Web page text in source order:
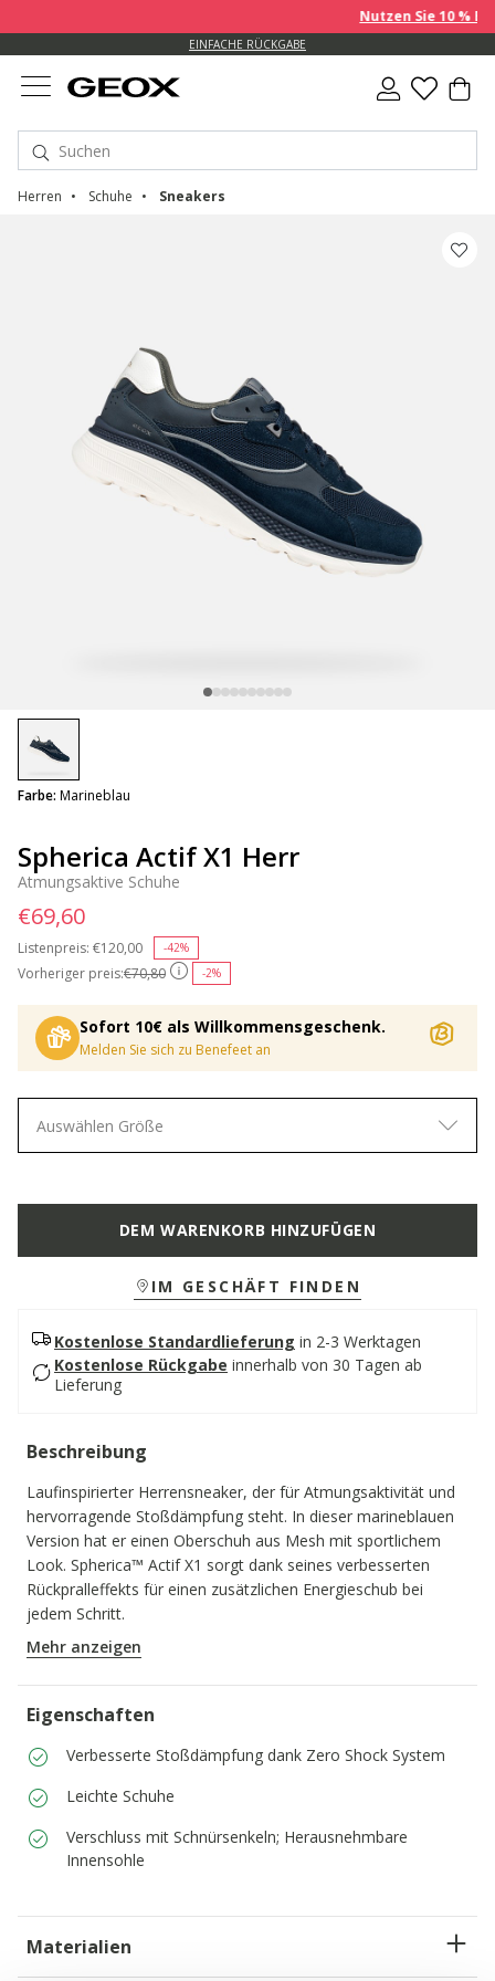
Nutzen Sie 10 % EXTRA
KOSTENLOSE STANDARDLIEFERUNG FÜR BESTELLUNGEN ÜBER 99.00 €
EINFACHE RÜCKGABE
Herren Schuhe Sneakers
Spherica Actif X1 Herr
Atmungsaktive Schuhe
Vorheriger preis:€70,80 -2%
Listenpreis: Price reduced from
€120,00 -42%
€69,60
Sofort 10€ als Willkommensgeschenk.
Melden Sie sich zu Benefeet an
Farbe: Marineblau
selected
Auswählen Größe
DEM WARENKORB HINZUFÜGEN
IM GESCHÄFT FINDEN
Kostenlose Standardlieferung in 2-3 Werktagen
Kostenlose Rückgabe innerhalb von 30 Tagen ab
Lieferung
Beschreibung
Laufinspirierter Herrensneaker, der für Atmungsaktivität und
hervorragende Stoßdämpfung steht. In dieser marineblauen
Version hat er einen Oberschuh aus Mesh mit sportlichem
Look. Spherica™ Actif X1 sorgt dank seines verbesserten
Rückpralleffekts für einen zusätzlichen Energieschub bei
jedem Schritt.
PRODUKTCODE:
Mehr anzeigen
Eigenschaften
Verbesserte Stoßdämpfung dank Zero Shock System
Leichte Schuhe
Verschluss mit Schnürsenkeln; Herausnehmbare
Innensohle
Materialien